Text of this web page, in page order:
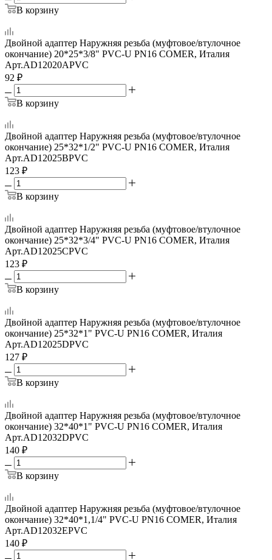
В корзину
Двойной адаптер Наружняя резьба (муфтовое/втулочное
окончание) 20*25*3/8" PVC-U PN16 COMER, Италия
Арт.AD12020APVC
92 ₽
В корзину
Двойной адаптер Наружняя резьба (муфтовое/втулочное
окончание) 25*32*1/2" PVC-U PN16 COMER, Италия
Арт.AD12025BPVC
123 ₽
В корзину
Двойной адаптер Наружняя резьба (муфтовое/втулочное
окончание) 25*32*3/4" PVC-U PN16 COMER, Италия
Арт.AD12025CPVC
123 ₽
В корзину
Двойной адаптер Наружняя резьба (муфтовое/втулочное
окончание) 25*32*1" PVC-U PN16 COMER, Италия
Арт.AD12025DPVC
127 ₽
В корзину
Двойной адаптер Наружняя резьба (муфтовое/втулочное
окончание) 32*40*1" PVC-U PN16 COMER, Италия
Арт.AD12032DPVC
140 ₽
В корзину
Двойной адаптер Наружняя резьба (муфтовое/втулочное
окончание) 32*40*1,1/4" PVC-U PN16 COMER, Италия
Арт.AD12032EPVC
140 ₽